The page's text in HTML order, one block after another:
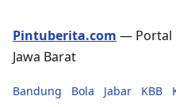
Pintuberita.com — Portal
Jawa Barat
Bandung Bola Jabar KBB